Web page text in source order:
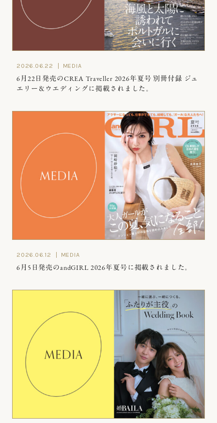
2026.06.22 MEDIA
6月22日発売のCREA Traveller 2026年夏号 別冊付録 ジュ
エリー＆ウエディングに掲載されました。
2026.06.12 MEDIA
6月5日発売のandGIRL 2026年夏号に掲載されました。